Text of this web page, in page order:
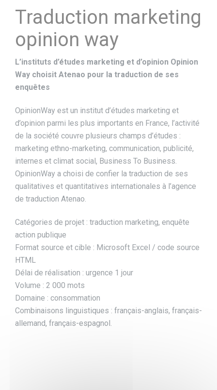
Traduction marketing
opinion way
L’instituts d’études marketing et d’opinion Opinion
Way choisit Atenao pour la traduction de ses
enquêtes
OpinionWay est un institut d’études marketing et
d’opinion parmi les plus importants en France, l’activité
de la société couvre plusieurs champs d’études :
marketing ethno-marketing, communication, publicité,
internes et climat social, Business To Business.
OpinionWay a choisi de confier la traduction de ses
qualitatives et quantitatives internationales à l’agence
de traduction Atenao.
Catégories de projet : traduction marketing, enquête
action publique
Format source et cible : Microsoft Excel / code source
HTML
Délai de réalisation : urgence 1 jour
Volume : 2 000 mots
Domaine : consommation
Combinaisons linguistiques : français-anglais, français-
allemand, français-espagnol.